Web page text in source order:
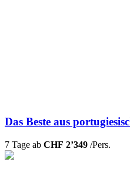
Das Beste aus
7 Tage ab CHF 2’349 /Pers.